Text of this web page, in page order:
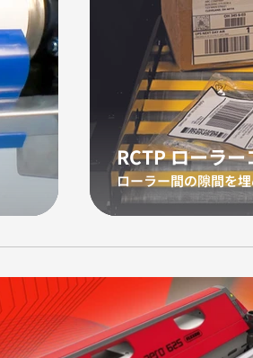
RCTP ローラ
ローラー間の隙間を埋